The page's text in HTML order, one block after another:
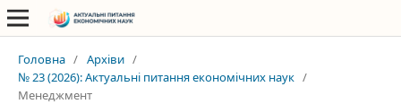
Головна / Архіви /
№ 23 (2026): Актуальні питання економічних наук /
Менеджмент